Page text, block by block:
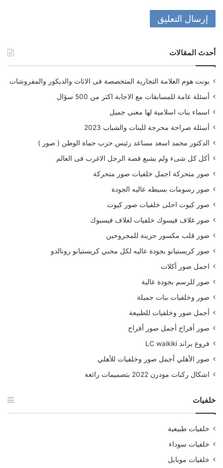
أحدث المقالات
بونت هوم العلامة التجارية المتخصصة فى الاثاث والديكور والمفروشات
أسئلة عامة للمسابقات مع الاجابة اكثر من 500 سؤال
اسماء بنات اسلامية لها معنى جميل
أسئلة صراحة محرجة للبنات والشباب 2023
الدكتور محمد اسعد مساعد رئيس حزب حماة الوطن ( صور )
أكل كل شىء ولم يشبع قصة الرجل الاغرب فى العالم
صور متحركة اجمل خلفيات صور متحركة
صور رسومات بسيطه عاليه الجودة
صور كيوت احلى خلفيات صور كيوت
صور غلاف فيسوك خلفيات لغلاف فيسبوك
صور قلب مكسور حزينة للمجروحين
صور كريستيانو بجودة عاليه لكل محبي كريستيانو رونالدو
اجمل صور أكلات
صور للرسم بجودة عالية
صور وخلفيات بنات جميلة
أجمل صور وخلفيات للطبيعة
صور أفراح أجمل صور أفراح
فروع براند LC waikiki
صور الأهلي أجمل صور وخلفيات للأهلي
اشكال ركنات مودرن 2022 بتصميمات رائعة
خلفيات
خلفيات طبيعية
خلفيات سوداء
خلفيات موبايل